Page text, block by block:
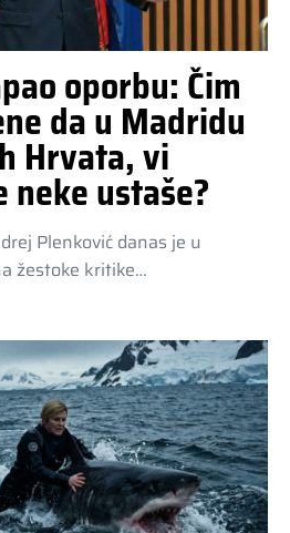
oporbu: Čim
da u Madridu
Hrvata, vi
ustaše?
Plenković danas je u
žestoke kritike…